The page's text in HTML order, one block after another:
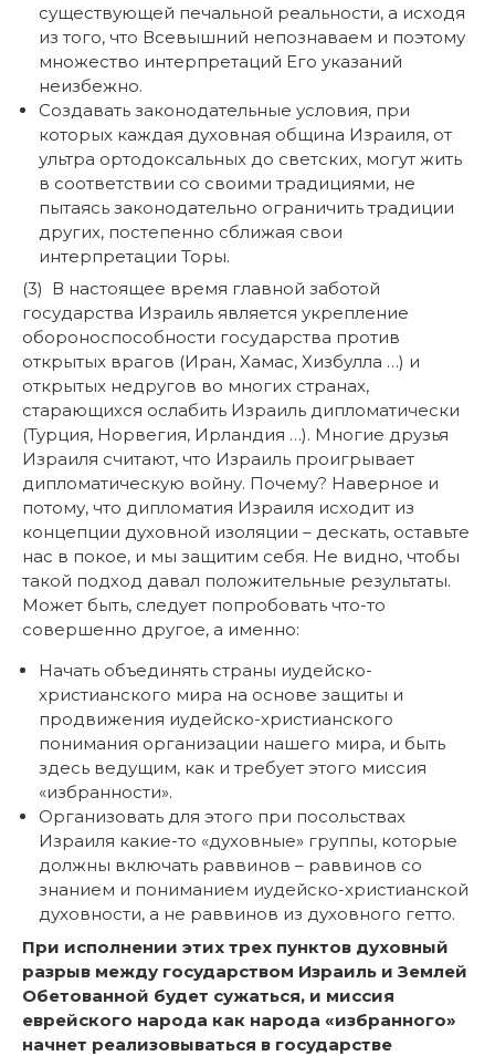
существующей печальной реальности, а исходя
из того, что Всевышний непознаваем и поэтому
множество интерпретаций Его указаний
неизбежно.
Создавать законодательные условия, при
которых каждая духовная община Израиля, от
ультра ортодоксальных до светских, могут жить
в соответствии со своими традициями, не
пытаясь законодательно ограничить традиции
других, постепенно сближая свои
интерпретации Торы.
(3) В настоящее время главной заботой
государства Израиль является укрепление
обороноспособности государства против
открытых врагов (Иран, Хамас, Хизбулла …) и
открытых недругов во многих странах,
старающихся ослабить Израиль дипломатически
(Турция, Норвегия, Ирландия …). Многие друзья
Израиля считают, что Израиль проигрывает
дипломатическую войну. Почему? Наверное и
потому, что дипломатия Израиля исходит из
концепции духовной изоляции – дескать, оставьте
нас в покое, и мы защитим себя. Не видно, чтобы
такой подход давал положительные результаты.
Может быть, следует попробовать что-то
совершенно другое, а именно:
Начать объединять страны иудейско-
христианского мира на основе защиты и
продвижения иудейско-христианского
понимания организации нашего мира, и быть
здесь ведущим, как и требует этого миссия
«избранности».
Организовать для этого при посольствах
Израиля какие-то «духовные» группы, которые
должны включать раввинов – раввинов со
знанием и пониманием иудейско-христианской
духовности, а не раввинов из духовного гетто.
При исполнении этих трех пунктов духовный
разрыв между государством Израиль и Землей
Обетованной будет сужаться, и миссия
еврейского народа как народа «избранного»
начнет реализовываться в государстве